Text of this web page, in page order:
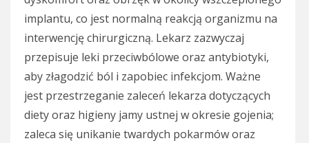
implantu, co jest normalną reakcją organizmu na
interwencję chirurgiczną. Lekarz zazwyczaj
przepisuje leki przeciwbólowe oraz antybiotyki,
aby złagodzić ból i zapobiec infekcjom. Ważne
jest przestrzeganie zaleceń lekarza dotyczących
diety oraz higieny jamy ustnej w okresie gojenia;
zaleca się unikanie twardych pokarmów oraz